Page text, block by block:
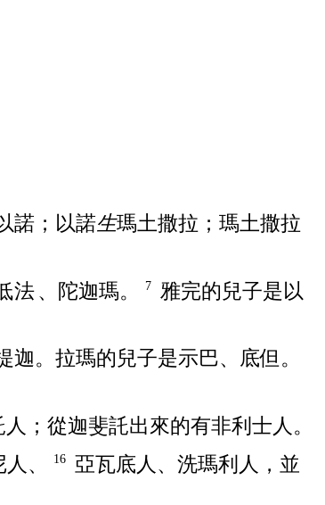
諾； 以諾生瑪土撒拉 ； 瑪土撒拉
法 、 陀迦瑪。 7 雅完的兒子是 以
迦。 拉瑪的兒子是示巴、 底但 。
人；從迦斐託出來的有非利士 人。
人、 16 亞瓦底人、 洗瑪利 人，並